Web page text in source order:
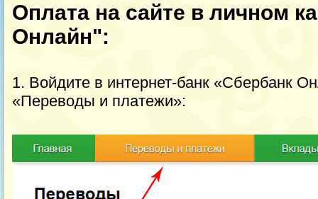
Оплата на сайте в личном
Онлайн":
1. Войдите в интернет-банк «Сбербанк
«Переводы и платежи»: